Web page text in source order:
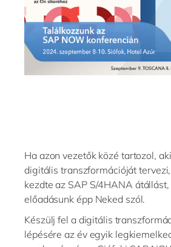
Philippines
Singapore
Switzerland
Ha azon vezetők közé tartozol,
digitális transzformációját
kezdte az SAP S/4HANA
előadásunk épp Neked szól.
Készülj fel a digitális
lépésére az év egyik